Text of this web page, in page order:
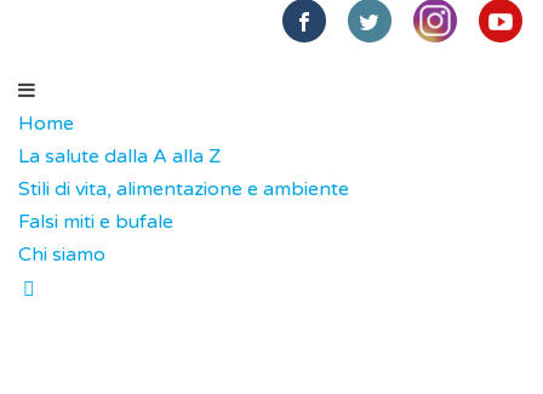
Home
La salute dalla A alla Z
Stili di vita, alimentazione e ambiente
Falsi miti e bufale
Chi siamo